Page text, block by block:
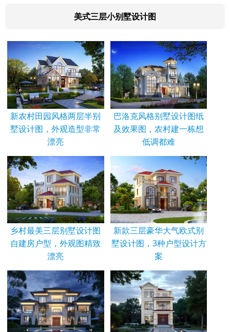
美式三层小别墅设计图
新农村田园风格两层半别
墅设计图，外观造型非常
漂亮
巴洛克风格别墅设计图纸
及效果图，农村建一栋想
低调都难
乡村最美三层别墅设计图
自建房户型，外观图精致
漂亮
新款三层豪华大气欧式别
墅设计图，3种户型设计方
案